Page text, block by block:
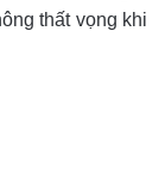
thất vọng khi